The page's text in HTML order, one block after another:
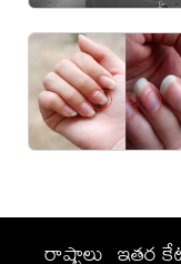
రాష్ట్రాలు ఇతర